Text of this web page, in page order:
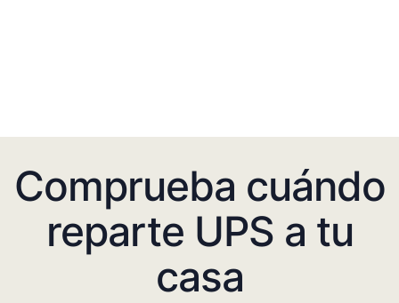
Comprueba cuándo
reparte UPS a tu
casa